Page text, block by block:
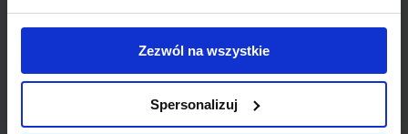
Zezwól na wszystkie
Spersonalizuj
odwiedzanym przez turystów jest również
przepiękne wodospady. Aby ulżyć sobie
podczas upalnego lata, w Krka można się
również wykąpać.